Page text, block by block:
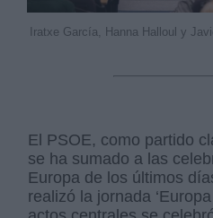
Iratxe García, Hanna Halloul y
El PSOE, como partido
se ha sumado a las
Europa de los últimos
realizó la jornada